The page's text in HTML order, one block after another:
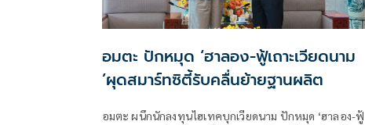
อมตะ ปักหมุด ‘ฮาลอง-ฟู้เถาะเวียดนาม
’ผุดสมาร์ทซิตี้รับคลื่นย้ายฐานผลิต
อมตะ ผนึกนักลงทุนไฮเทคบุกเวียดนาม ปักหมุด ‘ฮาลอง-ฟู้